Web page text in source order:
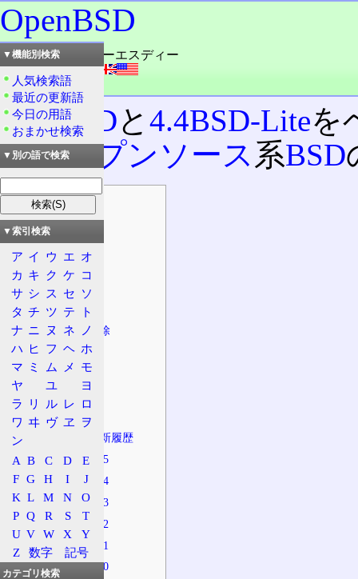
OpenBSD
読み：オープンビーエスディー
外語：OpenBSD
品詞：固有名詞
386BSDと4.4BSD-Liteを
たオープンソース 系BSD
情報
概要
特徴
セキュリティ
コンセプト
GPLコード排除
稼動機種
資金難
全リリース版
最近の版の更新履歴
OpenBSD 5.5
OpenBSD 5.4
OpenBSD 5.3
OpenBSD 5.2
OpenBSD 5.1
OpenBSD 5.0
▼機能別検索
人気検索語
最近の更新語
今日の用語
おまかせ検索
▼別の語で検索
▼索引検索
ア イ ウ エ オ
カ キ ク ケ コ
サ シ ス セ ソ
タ チ ツ テ
ト
ナ ニ ヌ ネ
ノ
ハ ヒ フ ヘ ホ
マ ミ ム メ
モ
ヤ
ユ
ヨ
ラ
リ ル レ ロ
ワ ヰ ヴ ヱ
ヲ
ン
A B C D
E
F G H I
J
K L M N
O
P Q R S
T
U V W X
Y
Z
数字 記号
カテゴリ検索